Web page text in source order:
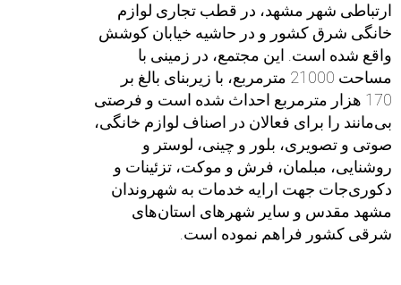
ارتباطی شهر مشهد، در قطب تجاری لوازم
خانگی شرق کشور و در حاشیه خیابان کوشش
واقع شده است. این مجتمع، در زمینی با
مساحت 21000 مترمربع، با زیربنای بالغ بر
1‌7‌0 هزار متر‌مربع احداث شده است و فرصتی
بی‌مانند را برای فعالان در اصناف لوازم خانگی،
صوتی و تصویری، بلور و چینی، لوستر و
روشنایی، مبلمان، فرش و موکت، تزئینات و
دکوری‌جات جهت ارایه خدمات به شهروندان
مشهد مقدس و سایر شهرهای استان‌های
شرقی کشور فراهم نموده است.